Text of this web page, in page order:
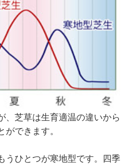
、芝草は生育適温の違いから
ができます。
うひとつが寒地型です。四季